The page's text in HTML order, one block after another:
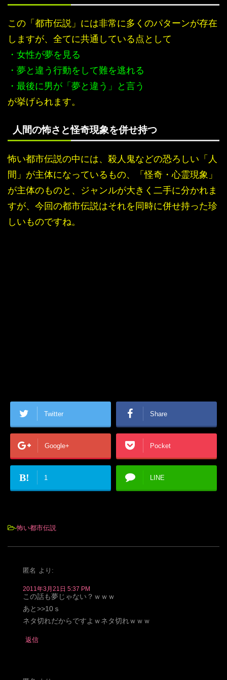
この「都市伝説」には非常に多くのパターンが存在
しますが、全てに共通している点として
・女性が夢を見る
・夢と違う行動をして難を逃れる
・最後に男が「夢と違う」と言う
が挙げられます。
人間の怖さと怪奇現象を併せ持つ
怖い都市伝説の中には、殺人鬼などの恐ろしい「人
間」が主体になっているもの、「怪奇・心霊現象」
が主体のものと、ジャンルが大きく二手に分かれま
すが、今回の都市伝説はそれを同時に併せ持った珍
しいものですね。
Twitter Share
Google+ Pocket
B! 1 LINE
-怖い都市伝説
匿名 より:
2011年3月21日 5:37 PM
この話も夢じゃない？ｗｗｗ
あと>>10ｓ
ネタ切れだからですよｗネタ切れｗｗｗ
返信